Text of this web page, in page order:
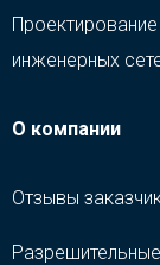
инженерных
О компании
Отзывы